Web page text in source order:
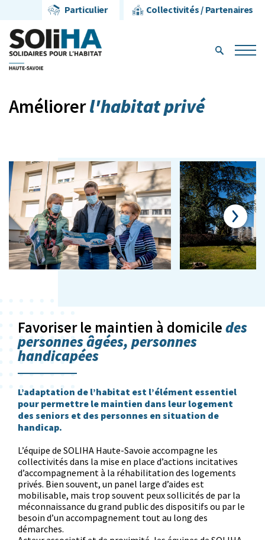
Particulier Collectivités / Partenaires
Améliorerl'habitat privé
Next
Favoriser le maintien à domiciledes
personnes âgées, personnes
handicapées
L’adaptation de l’habitat est l’élément essentiel
pour permettre le maintien dans leur logement
des seniors et des personnes en situation de
handicap.
L’équipe de SOLIHA Haute-Savoie accompagne les
collectivités dans la mise en place d’actions incitatives
d’accompagnement à la réhabilitation des logements
privés. Bien souvent, un panel large d’aides est
mobilisable, mais trop souvent peux sollicités de par la
méconnaissance du grand public des dispositifs ou par le
besoin d’un accompagnement tout au long des
démarches.